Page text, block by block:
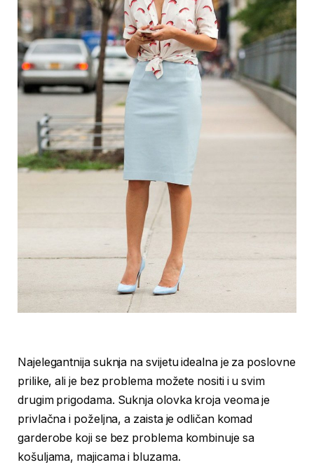
Najelegantnija suknja na svijetu idealna je za poslovne
prilike, ali je bez problema možete nositi i u svim
drugim prigodama. Suknja olovka kroja veoma je
privlačna i poželjna, a zaista je odličan komad
garderobe koji se bez problema kombinuje sa
košuljama, majicama i bluzama.